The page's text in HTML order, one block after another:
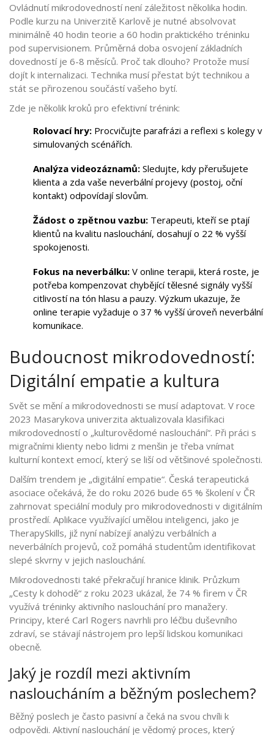
Ovládnutí mikrodovedností není záležitost několika hodin.
Podle kurzu na Univerzitě Karlově je nutné absolvovat
minimálně 40 hodin teorie a 60 hodin praktického tréninku
pod supervisionem. Průměrná doba osvojení základních
dovedností je 6-8 měsíců. Proč tak dlouho? Protože musí
dojít k internalizaci. Technika musí přestat být technikou a
stát se přirozenou součástí vašeho bytí.
Zde je několik kroků pro efektivní trénink:
Rolovací hry: Procvičujte parafrázi a reflexi s kolegy v
simulovaných scénářích.
Analýza videozáznamů: Sledujte, kdy přerušujete
klienta a zda vaše neverbální projevy (postoj, oční
kontakt) odpovídají slovům.
Žádost o zpětnou vazbu: Terapeuti, kteří se ptají
klientů na kvalitu naslouchání, dosahují o 22 % vyšší
spokojenosti.
Fokus na neverbálku: V online terapii, která roste, je
potřeba kompenzovat chybějící tělesné signály vyšší
citlivostí na tón hlasu a pauzy. Výzkum ukazuje, že
online terapie vyžaduje o 37 % vyšší úroveň neverbální
komunikace.
Budoucnost mikrodovedností:
Digitální empatie a kultura
Svět se mění a mikrodovednosti se musí adaptovat. V roce
2023 Masarykova univerzita aktualizovala klasifikaci
mikrodovedností o „kulturovědomé naslouchání“. Při práci s
migračními klienty nebo lidmi z menšin je třeba vnímat
kulturní kontext emocí, který se liší od většinové společnosti.
Dalším trendem je „digitální empatie“. Česká terapeutická
asociace očekává, že do roku 2026 bude 65 % školení v ČR
zahrnovat speciální moduly pro mikrodovednosti v digitálním
prostředí. Aplikace využívající umělou inteligenci, jako je
TherapySkills, již nyní nabízejí analýzu verbálních a
neverbálních projevů, což pomáhá studentům identifikovat
slepé skvrny v jejich naslouchání.
Mikrodovednosti také překračují hranice klinik. Průzkum
„Cesty k dohodě“ z roku 2023 ukázal, že 74 % firem v ČR
využívá tréninky aktivního naslouchání pro manažery.
Principy, které Carl Rogers navrhli pro léčbu duševního
zdraví, se stávají nástrojem pro lepší lidskou komunikaci
obecně.
Jaký je rozdíl mezi aktivním
nasloucháním a běžným poslechem?
Běžný poslech je často pasivní a čeká na svou chvíli k
odpovědi. Aktivní naslouchání je vědomý proces, který